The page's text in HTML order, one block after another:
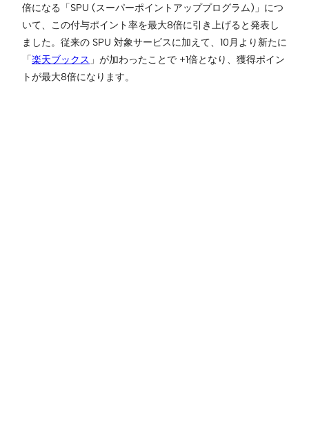
倍になる「SPU (スーパーポイントアッププログラム)」につ
いて、この付与ポイント率を最大8倍に引き上げると発表し
ました。従来の SPU 対象サービスに加えて、10月より新たに
「楽天ブックス 」が加わったことで +1倍となり、獲得ポイン
トが最大8倍になります。